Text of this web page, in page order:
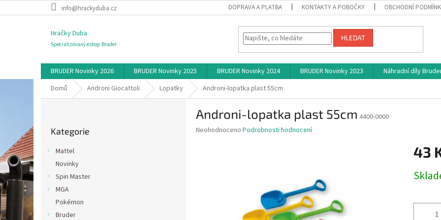
na
info@hrackyduba.cz DOPRAVA A PLATBA KONTAKTY A POBOČKY OBCHODNÍ
Hračky Duba
Specializovaný eshop Bruder
HLEDAT
BRUDER Novinky 2026 BRUDER Novinky 2025 BRUDER Novinky 2024 BRUDER Novinky 2023 Náhradní díly
Domů
Androni Giocattoli Lopatky Androni-lopatka plast 55cm
kategorie
Kategorie
Mattel
Novinky
Spin Master
MGA
Pokémon
Bruder
Androni-lopatka plast 55cm 4400-0000
Průměrné
Neohodnoceno Podrobnosti hodnocení
43
cena: